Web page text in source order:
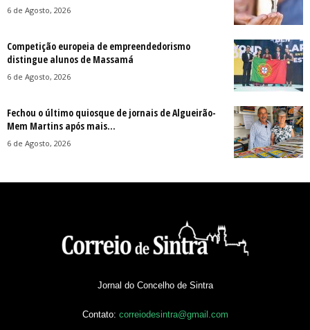
6 de Agosto, 2026
Competição europeia de empreendedorismo
distingue alunos de Massamá
6 de Agosto, 2026
Fechou o último quiosque de jornais de Algueirão-
Mem Martins após mais...
6 de Agosto, 2026
Jornal do Concelho de Sintra
Contato: correiodesintra@gmail.com